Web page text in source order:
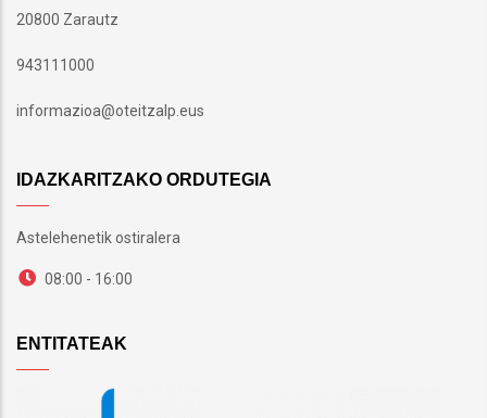
20800 Zarautz
943111000
informazioa@oteitzalp.eus
IDAZKARITZAKO ORDUTEGIA
Astelehenetik ostiralera
08:00 - 16:00
ENTITATEAK